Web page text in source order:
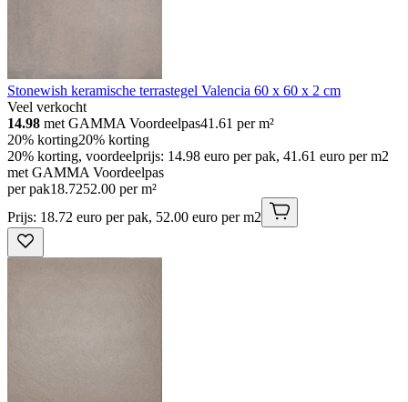
Stonewish keramische terrastegel Valencia 60 x 60 x 2 cm
Veel verkocht
14.98 met GAMMA Voordeelpas41.61 per m²
20% korting20% korting
20% korting, voordeelprijs: 14.98 euro per pak, 41.61 euro per m2
met GAMMA Voordeelpas
per pak18.7252.00 per m²
Prijs: 18.72 euro per pak, 52.00 euro per m2